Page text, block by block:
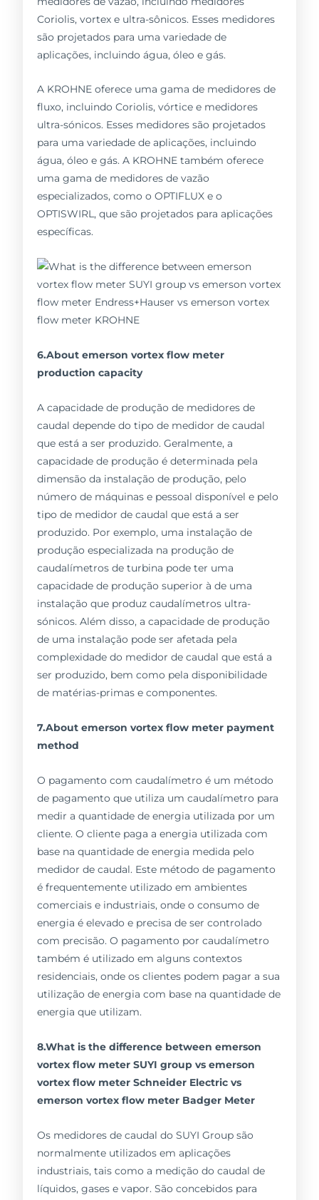
Coriolis, vortex e ultra-sônicos. Esses medidores
são projetados para uma variedade de
aplicações, incluindo água, óleo e gás.
A KROHNE oferece uma gama de medidores de
fluxo, incluindo Coriolis, vórtice e medidores
ultra-sónicos. Esses medidores são projetados
para uma variedade de aplicações, incluindo
água, óleo e gás. A KROHNE também oferece
uma gama de medidores de vazão
especializados, como o OPTIFLUX e o
OPTISWIRL, que são projetados para aplicações
específicas.
6.About emerson vortex flow meter
production capacity
A capacidade de produção de medidores de
caudal depende do tipo de medidor de caudal
que está a ser produzido. Geralmente, a
capacidade de produção é determinada pela
dimensão da instalação de produção, pelo
número de máquinas e pessoal disponível e pelo
tipo de medidor de caudal que está a ser
produzido. Por exemplo, uma instalação de
produção especializada na produção de
caudalímetros de turbina pode ter uma
capacidade de produção superior à de uma
instalação que produz caudalímetros ultra-
sónicos. Além disso, a capacidade de produção
de uma instalação pode ser afetada pela
complexidade do medidor de caudal que está a
ser produzido, bem como pela disponibilidade
de matérias-primas e componentes.
7.About emerson vortex flow meter payment
method
O pagamento com caudalímetro é um método
de pagamento que utiliza um caudalímetro para
medir a quantidade de energia utilizada por um
cliente. O cliente paga a energia utilizada com
base na quantidade de energia medida pelo
medidor de caudal. Este método de pagamento
é frequentemente utilizado em ambientes
comerciais e industriais, onde o consumo de
energia é elevado e precisa de ser controlado
com precisão. O pagamento por caudalímetro
também é utilizado em alguns contextos
residenciais, onde os clientes podem pagar a sua
utilização de energia com base na quantidade de
energia que utilizam.
8.What is the difference between emerson
vortex flow meter SUYI group vs emerson
vortex flow meter Schneider Electric vs
emerson vortex flow meter Badger Meter
Os medidores de caudal do SUYI Group são
normalmente utilizados em aplicações
industriais, tais como a medição do caudal de
líquidos, gases e vapor. São concebidos para